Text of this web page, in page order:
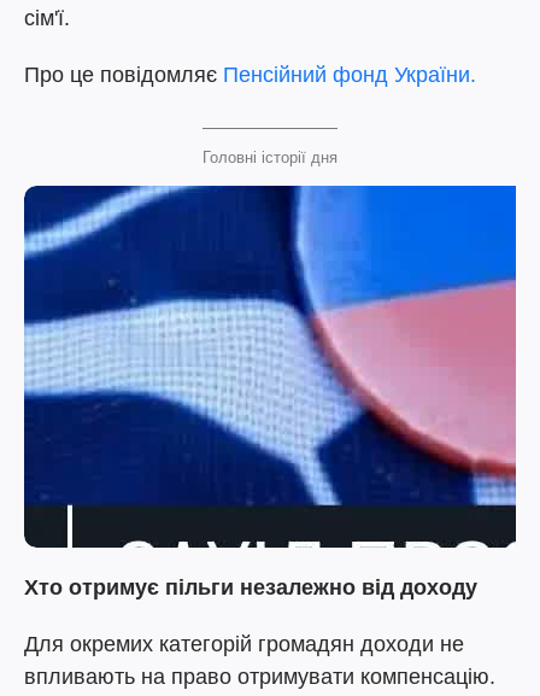
сім'ї.
Про це повідомляє Пенсійний фонд України.
Головні історії дня
Хто отримує пільги незалежно від доходу
Для окремих категорій громадян доходи не
впливають на право отримувати компенсацію.